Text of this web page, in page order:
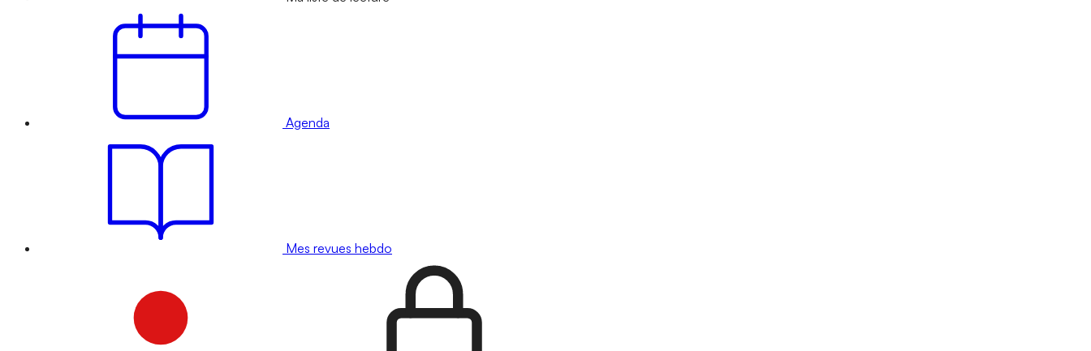
Agenda
Mes revues hebdo